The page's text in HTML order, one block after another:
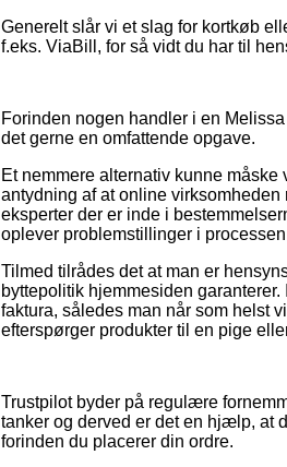
Generelt slår vi et slag for kortkøb
f.eks. ViaBill, for så vidt du har til
Forinden nogen handler i en
det gerne en omfattende opgave.
Et nemmere alternativ kunne
antydning af at online virksomheden
eksperter der er inde i
oplever problemstillinger i
Tilmed tilrådes det at man er
byttepolitik hjemmesiden
faktura, således man når som helst
efterspørger produkter til en pige
Trustpilot byder på regulære
tanker og derved er det en hjælp, at
forinden du placerer din ordre.